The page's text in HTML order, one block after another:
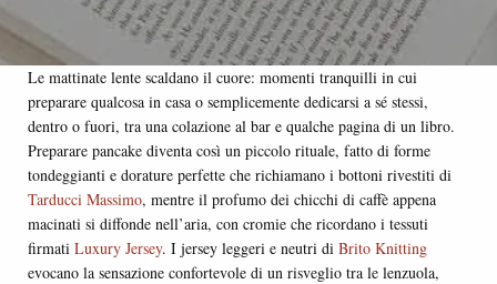
Le mattinate lente scaldano il cuore: momenti tranquilli in cui
preparare qualcosa in casa o semplicemente dedicarsi a sé stessi,
dentro o fuori, tra una colazione al bar e qualche pagina di un libro.
Preparare pancake diventa così un piccolo rituale, fatto di forme
tondeggianti e dorature perfette che richiamano i bottoni rivestiti di
Tarducci Massimo, mentre il profumo dei chicchi di caffè appena
macinati si diffonde nell’aria, con cromie che ricordano i tessuti
firmati Luxury Jersey. I jersey leggeri e neutri di Brito Knitting
evocano la sensazione confortevole di un risveglio tra le lenzuola,